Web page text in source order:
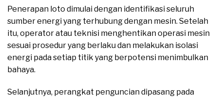
Penerapan loto dimulai dengan identifikasi seluruh
sumber energi yang terhubung dengan mesin. Setelah
itu, operator atau teknisi menghentikan operasi mesin
sesuai prosedur yang berlaku dan melakukan isolasi
energi pada setiap titik yang berpotensi menimbulkan
bahaya.
Selanjutnya, perangkat penguncian dipasang pada